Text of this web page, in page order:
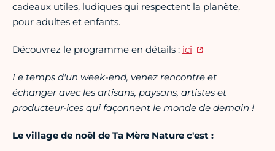
cadeaux utiles, ludiques qui respectent la planète,
pour adultes et enfants.
Découvrez le programme en détails : ici
Le temps d'un week-end, venez rencontre et
échanger avec les artisans, paysans, artistes et
producteur·ices qui façonnent le monde de demain !
Le village de noël de Ta Mère Nature c'est :